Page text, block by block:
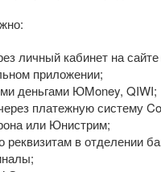
личный кабинет на
приложении;
деньгами ЮMoney, QIWI;
платежную систему
или Юнистрим;
реквизитам в отделении